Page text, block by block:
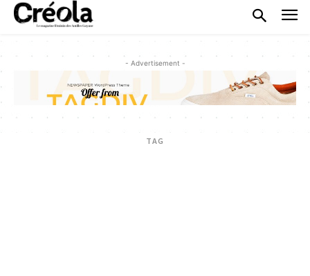
- Advertisement -
TAG